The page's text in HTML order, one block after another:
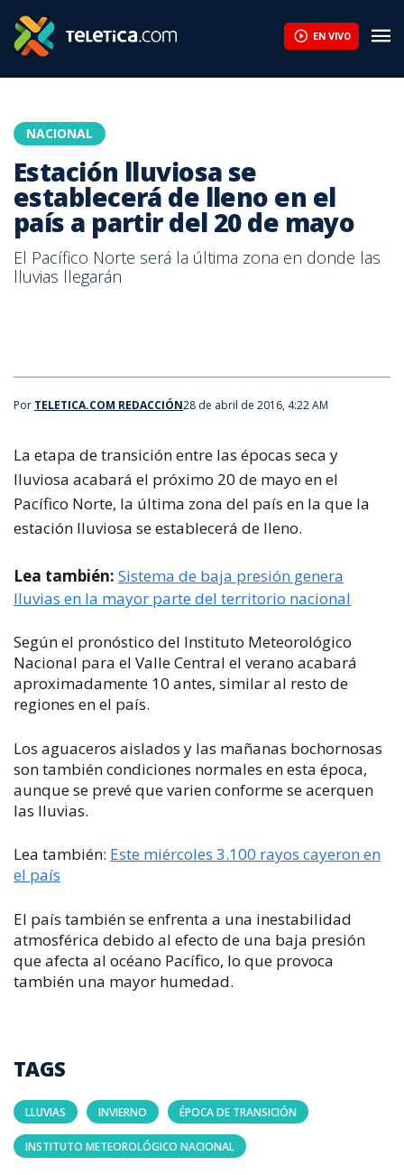
EN VIVO
NACIONAL
Estación lluviosa se
establecerá de lleno en el
país a partir del 20 de mayo
El Pacífico Norte será la última zona en donde las
lluvias llegarán
Por TELETICA.COM REDACCIÓN28 de abril de 2016, 4:22 AM
La etapa de transición entre las épocas seca y
lluviosa acabará el próximo 20 de mayo en el
Pacífico Norte, la última zona del país en la que la
estación lluviosa se establecerá de lleno.
Lea también: Sistema de baja presión genera
lluvias en la mayor parte del territorio nacional
Según el pronóstico del Instituto Meteorológico
Nacional para el Valle Central el verano acabará
aproximadamente 10 antes, similar al resto de
regiones en el país.
Los aguaceros aislados y las mañanas bochornosas
son también condiciones normales en esta época,
aunque se prevé que varien conforme se acerquen
las lluvias.
Lea también: Este miércoles 3.100 rayos cayeron en
el país
El país también se enfrenta a una inestabilidad
atmosférica debido al efecto de una baja presión
que afecta al océano Pacífico, lo que provoca
también una mayor humedad.
TAGS
LLUVIAS INVIERNO ÉPOCA DE TRANSICIÓN
INSTITUTO METEOROLÓGICO NACIONAL